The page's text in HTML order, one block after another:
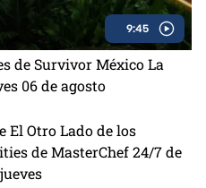
9:45
de Survivor México La
06 de agosto
El Otro Lado de los
de MasterChef 24/7 de